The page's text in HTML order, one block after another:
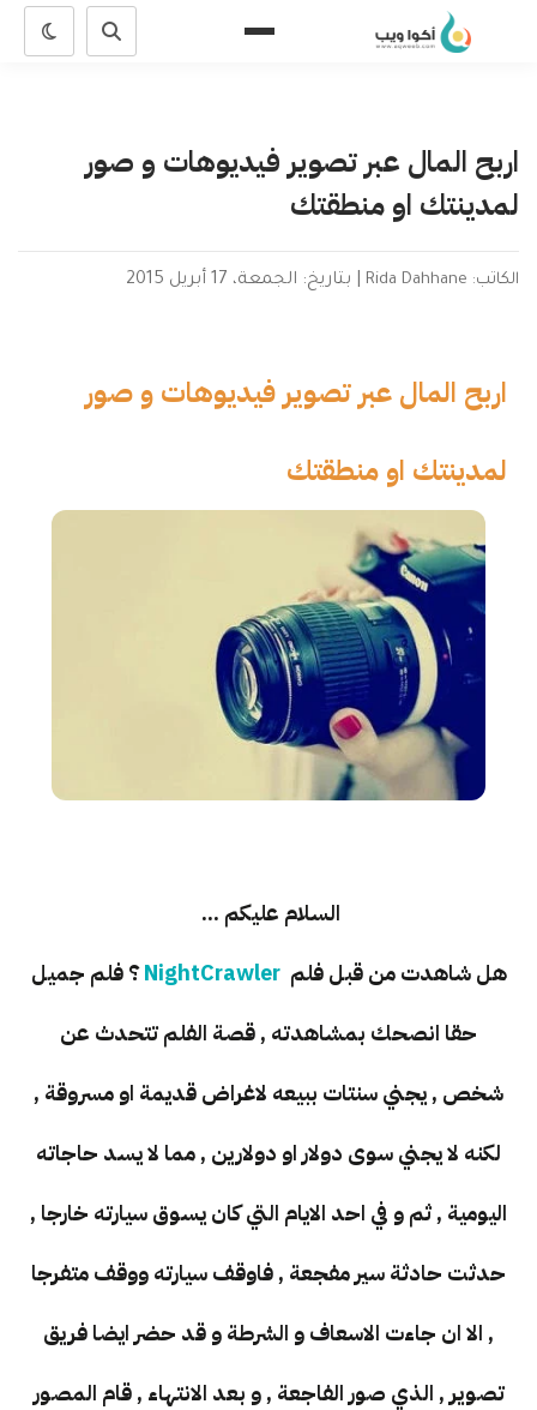
اربح المال عبر تصوير فيديوهات و صور
لمدينتك او منطقتك
الكاتب: Rida Dahhane بتاريخ: الجمعة، 17 أبريل 2015
اربح المال عبر تصوير فيديوهات و صور
لمدينتك او منطقتك
السلام عليكم ...
هل شاهدت من قبل فلمNightCrawler؟ فلم جميل
حقا انصحك بمشاهدته , قصة الفلم تتحدث عن
شخص , يجني سنتات ببيعه لاغراض قديمة او مسروقة ,
لكنه لا يجني سوى دولار او دولارين , مما لا يسد حاجاته
اليومية , ثم و في احد الايام التي كان يسوق سيارته خارجا ,
حدثت حادثة سير مفجعة , فاوقف سيارته ووقف متفرجا
, الا ان جاءت الاسعاف و الشرطة و قد حضر ايضا فريق
تصوير , الذي صور الفاجعة , و بعد الانتهاء , قام المصور